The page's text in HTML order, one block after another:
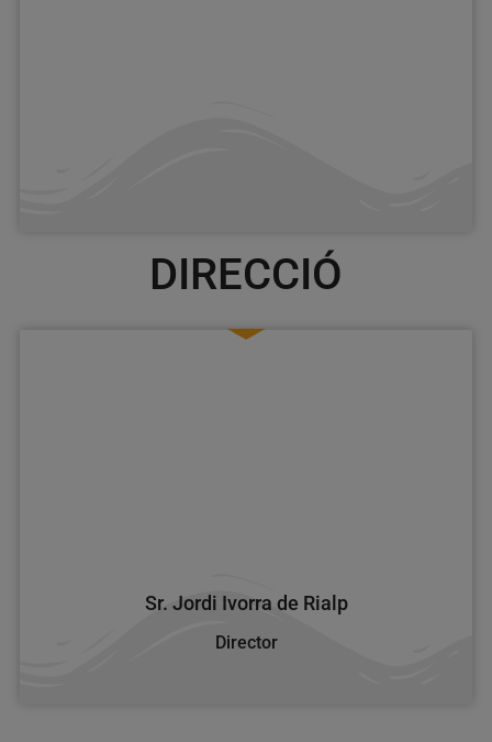
DIRECCIÓ
Sr. Jordi Ivorra de Rialp
Director